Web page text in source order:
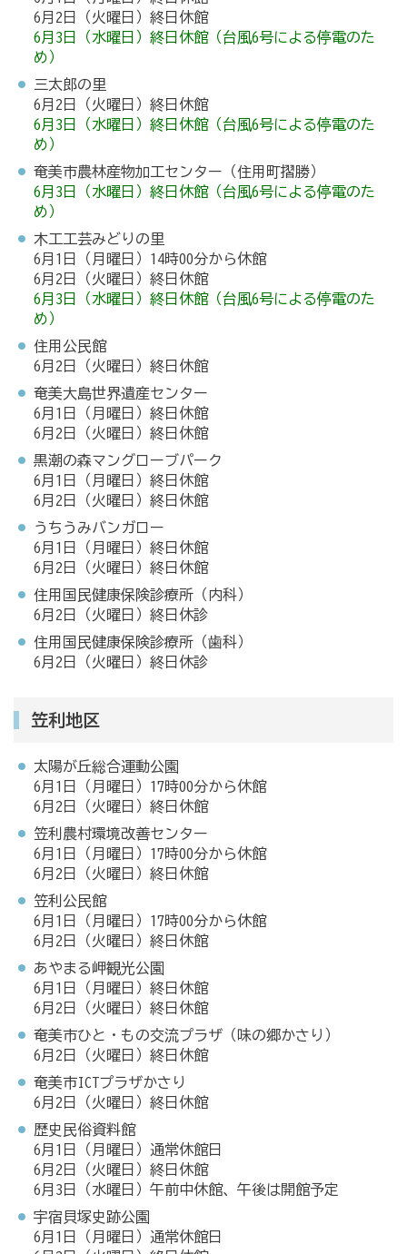
6月2日（火曜日）終日休館
6月3日（水曜日）終日休館（台風6号による停電のた
め）
三太郎の里
6月2日（火曜日）終日休館
6月3日（水曜日）終日休館（台風6号による停電のた
め）
奄美市農林産物加工センター（住用町摺勝）
6月3日（水曜日）終日休館（台風6号による停電のた
め）
木工工芸みどりの里
6月1日（月曜日）14時00分から休館
6月2日（火曜日）終日休館
6月3日（水曜日）終日休館（台風6号による停電のた
め）
住用公民館
6月2日（火曜日）終日休館
奄美大島世界遺産センター
6月1日（月曜日）終日休館
6月2日（火曜日）終日休館
黒潮の森マングローブパーク
6月1日（月曜日）終日休館
6月2日（火曜日）終日休館
うちうみバンガロー
6月1日（月曜日）終日休館
6月2日（火曜日）終日休館
住用国民健康保険診療所（内科）
6月2日（火曜日）終日休診
住用国民健康保険診療所（歯科）
6月2日（火曜日）終日休診
笠利地区
太陽が丘総合運動公園
6月1日（月曜日）17時00分から休館
6月2日（火曜日）終日休館
笠利農村環境改善センター
6月1日（月曜日）17時00分から休館
6月2日（火曜日）終日休館
笠利公民館
6月1日（月曜日）17時00分から休館
6月2日（火曜日）終日休館
あやまる岬観光公園
6月1日（月曜日）終日休館
6月2日（火曜日）終日休館
奄美市ひと・もの交流プラザ（味の郷かさり）
6月2日（火曜日）終日休館
奄美市ICTプラザかさり
6月2日（火曜日）終日休館
歴史民俗資料館
6月1日（月曜日）通常休館日
6月2日（火曜日）終日休館
6月3日（水曜日）午前中休館、午後は開館予定
宇宿貝塚史跡公園
6月1日（月曜日）通常休館日